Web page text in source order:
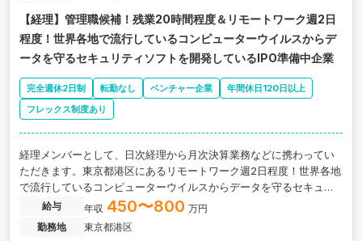
【経理】管理職候補！残業20時間程度＆リモートワーク週2日
程度！世界各地で流行しているコンピューターウイルスからデ
ータを守るセキュリティソフトを開発しているIPO準備中企業
完全週休2日制 転勤なし ベンチャー企業
年間休日120日以上
フレックス制度あり
経理メンバーとして、日次経理から月次決算業務などに携わってい
ただきます。東京都港区にあるリモートワーク週2日程度！世界各地
で流行しているコンピューターウイルスからデータを守るセキュリ
ティソフトを開発しているIPO準備中企業の求人です。
給与 年収 450〜800 万円
勤務地
東京都港区